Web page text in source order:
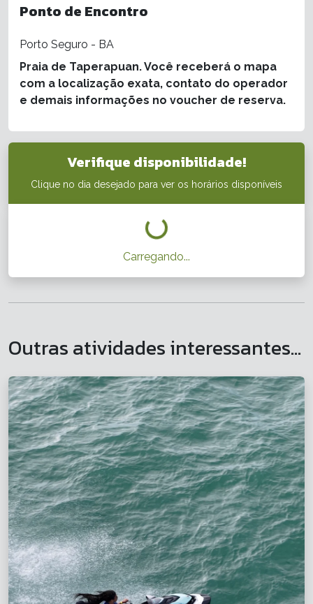
Ponto de Encontro
Porto Seguro - BA
Praia de Taperapuan. Você receberá o mapa
com a localização exata, contato do operador
e demais informações no voucher de reserva.
Verifique disponibilidade!
Clique no dia desejado para ver os horários disponíveis
Carregando...
Outras atividades interessantes...